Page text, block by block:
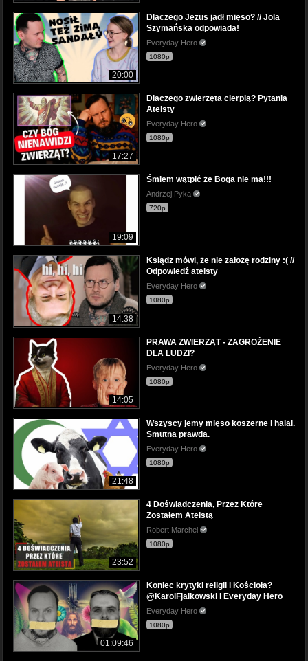
20:00
Dlaczego Jezus jadł mięso? // Jola
Szymańska odpowiada!
Everyday Hero
1080p
17:27
Dlaczego zwierzęta cierpią? Pytania
Ateisty
Everyday Hero
1080p
19:09
Śmiem wątpić że Boga nie ma!!!
Andrzej Pyka
720p
14:38
Ksiądz mówi, że nie założę rodziny :( //
Odpowiedź ateisty
Everyday Hero
1080p
14:05
PRAWA ZWIERZĄT - ZAGROŻENIE
DLA LUDZI?
Everyday Hero
1080p
21:48
Wszyscy jemy mięso koszerne i halal.
Smutna prawda.
Everyday Hero
1080p
23:52
4 Doświadczenia, Przez Które
Zostałem Ateistą
Robert Marchel
1080p
01:09:46
Koniec krytyki religii i Kościoła?
@KarolFjalkowski i Everyday Hero
Everyday Hero
1080p